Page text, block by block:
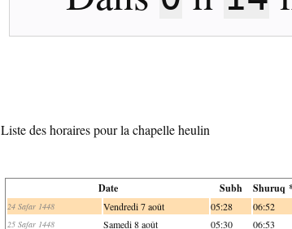
Liste des horaires pour la chapelle heulin
Date Subh Shuruq
24 Safar 1448 Vendredi 7 août 05:28 06:52
25 Safar 1448 Samedi 8 août 05:30 06:53